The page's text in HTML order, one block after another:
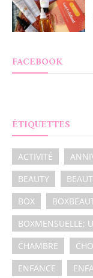
FACEBOOK
ÉTIQUETTES
ACTIVITÉ
BEAUTY
BOX
BOXMENSUELLE;
CHAMBRE
ENFANCE